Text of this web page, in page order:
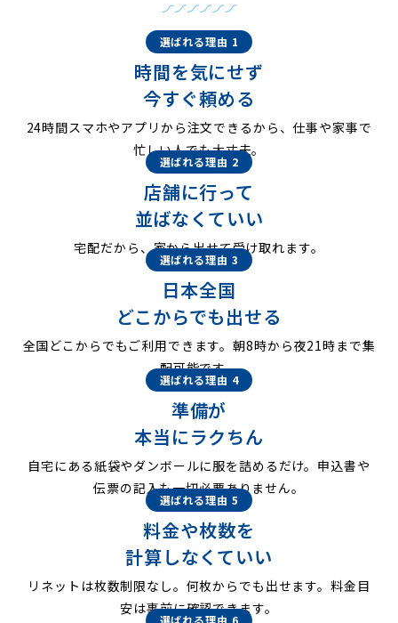
選ばれる理由 1
時間を気にせず
今すぐ頼める
24時間スマホやアプリから注文できるから、仕事や家事で
忙しい人でも大丈夫。
選ばれる理由 2
店舗に行って
並ばなくていい
宅配だから、家から出せて受け取れます。
選ばれる理由 3
日本全国
どこからでも出せる
全国どこからでもご利用できます。朝8時から夜21時まで集
配可能です。
選ばれる理由 4
準備が
本当にラクちん
自宅にある紙袋やダンボールに服を詰めるだけ。申込書や
伝票の記入も一切必要ありません。
選ばれる理由 5
料金や枚数を
計算しなくていい
リネットは枚数制限なし。何枚からでも出せます。料金目
安は事前に確認できます。